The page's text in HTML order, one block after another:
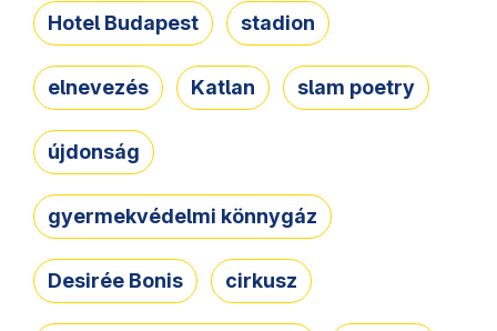
Hotel Budapest stadion
elnevezés Katlan slam poetry
újdonság
gyermekvédelmi könnygáz
Desirée Bonis cirkusz